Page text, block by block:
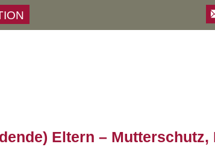
Eltern – Mutterschutz,